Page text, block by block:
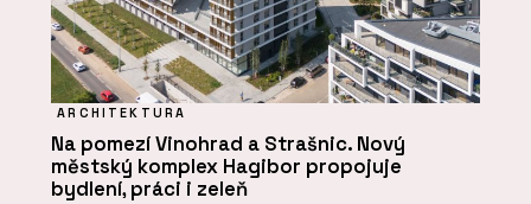
ARCHITEKTURA
Na pomezí Vinohrad a Strašnic. Nový
městský komplex Hagibor propojuje
bydlení, práci i zeleň